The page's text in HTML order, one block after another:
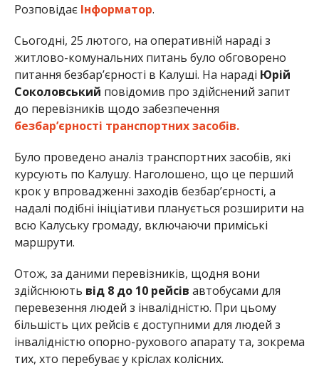
Розповідає Інформатор.
Сьогодні, 25 лютого, на оперативній нараді з
житлово-комунальних питань було обговорено
питання безбар’єрності в Калуші. На нараді Юрій
Соколовський повідомив про здійснений запит
до перевізників щодо забезпечення
безбар’єрності транспортних засобів.
Було проведено аналіз транспортних засобів, які
курсують по Калушу. Наголошено, що це перший
крок у впровадженні заходів безбар’єрності, а
надалі подібні ініціативи планується розширити на
всю Калуську громаду, включаючи приміські
маршрути.
Отож, за даними перевізників, щодня вони
здійснюють від 8 до 10 рейсів автобусами для
перевезення людей з інвалідністю. При цьому
більшість цих рейсів є доступними для людей з
інвалідністю опорно-рухового апарату та, зокрема
тих, хто перебуває у кріслах колісних.